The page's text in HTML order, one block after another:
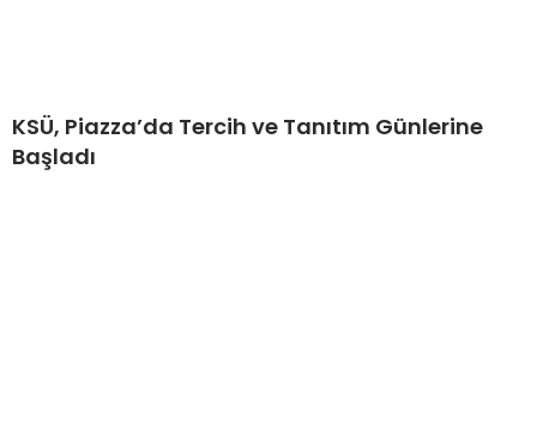
KSÜ, Piazza’da Tercih ve Tanıtım Günlerine
Başladı